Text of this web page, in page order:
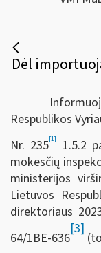
Respublikos
Nr. 235[1] 1.5.2
mokesčių
ministerijos
Lietuvos
direktoriaus
64/1BE-636
[3]